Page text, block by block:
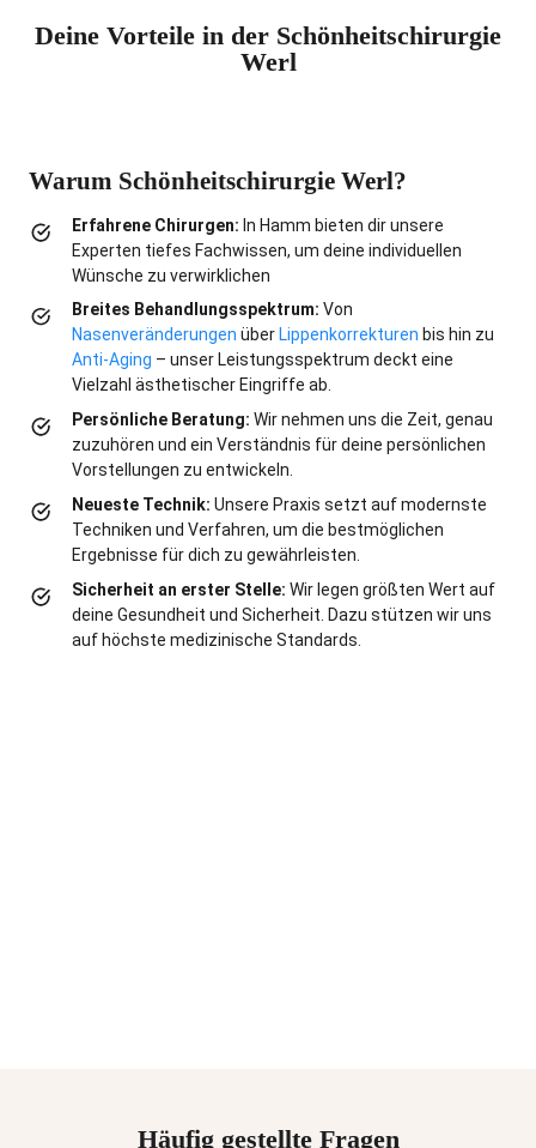
Deine Vorteile in der Schönheitschirurgie
Werl
Warum Schönheitschirurgie Werl?
Erfahrene Chirurgen: In Hamm bieten dir unsere
Experten tiefes Fachwissen, um deine individuellen
Wünsche zu verwirklichen
Breites Behandlungsspektrum: Von
Nasenveränderungen über Lippenkorrekturen bis hin zu
Anti-Aging – unser Leistungsspektrum deckt eine
Vielzahl ästhetischer Eingriffe ab.
Persönliche Beratung: Wir nehmen uns die Zeit, genau
zuzuhören und ein Verständnis für deine persönlichen
Vorstellungen zu entwickeln.
Neueste Technik: Unsere Praxis setzt auf modernste
Techniken und Verfahren, um die bestmöglichen
Ergebnisse für dich zu gewährleisten.
Sicherheit an erster Stelle: Wir legen größten Wert auf
deine Gesundheit und Sicherheit. Dazu stützen wir uns
auf höchste medizinische Standards.
Häufig gestellte Fragen